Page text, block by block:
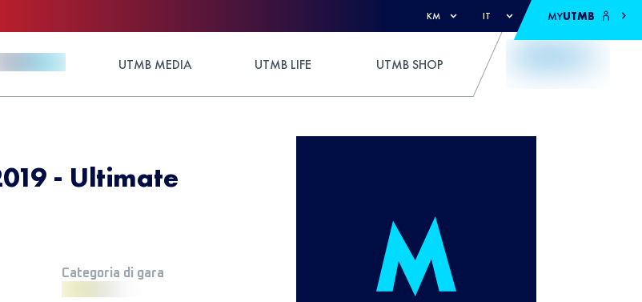
KM IT MYUTMB
UTMB MEDIA UTMB LIFE UTMB SHOP
- Ultimate
Categoria di gara